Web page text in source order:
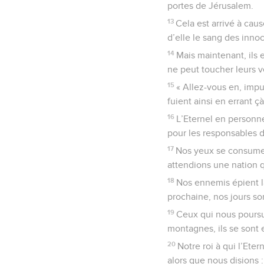
portes de Jérusalem.
13 Cela est arrivé à
d’elle le sang des
14 Mais maintenant, ils
ne peut toucher leurs
15 « Allez-vous en,
fuient ainsi en errant
16 L’Eternel en
pour les responsables
17 Nos yeux se
attendions une nation
18 Nos ennemis épient
prochaine, nos jours
19 Ceux qui nous
montagnes, ils se sont
20 Notre roi à qui
alors que nous disions